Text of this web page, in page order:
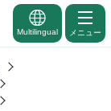
Multilingual メニュー